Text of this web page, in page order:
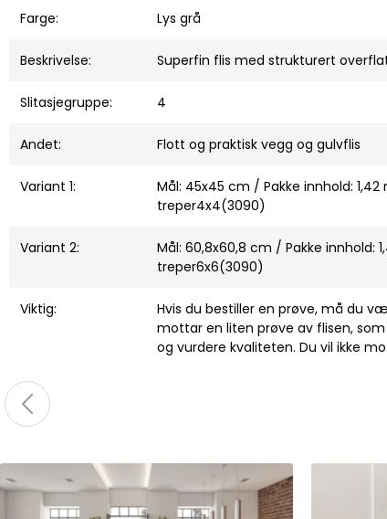
Farge: Lys grå
Beskrivelse: Superfin flis med strukturert
Slitasjegruppe: 4
Andet: Flott og praktisk vegg og gulvflis
Variant 1:
Mål: 45x45 cm / Pakke innhold: 1,42
treper4x4(3090)
Variant 2:
Mål: 60,8x60,8 cm / Pakke innhold:
treper6x6(3090)
Viktig:
Hvis du bestiller en prøve, må du
mottar en liten prøve av flisen,
og vurdere kvaliteten. Du vil ikke